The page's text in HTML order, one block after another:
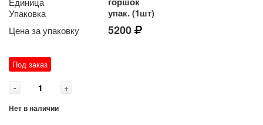
Упаковка упак. (1шт)
Цена за упаковку 5200
Под заказ
- +
Нет в наличии